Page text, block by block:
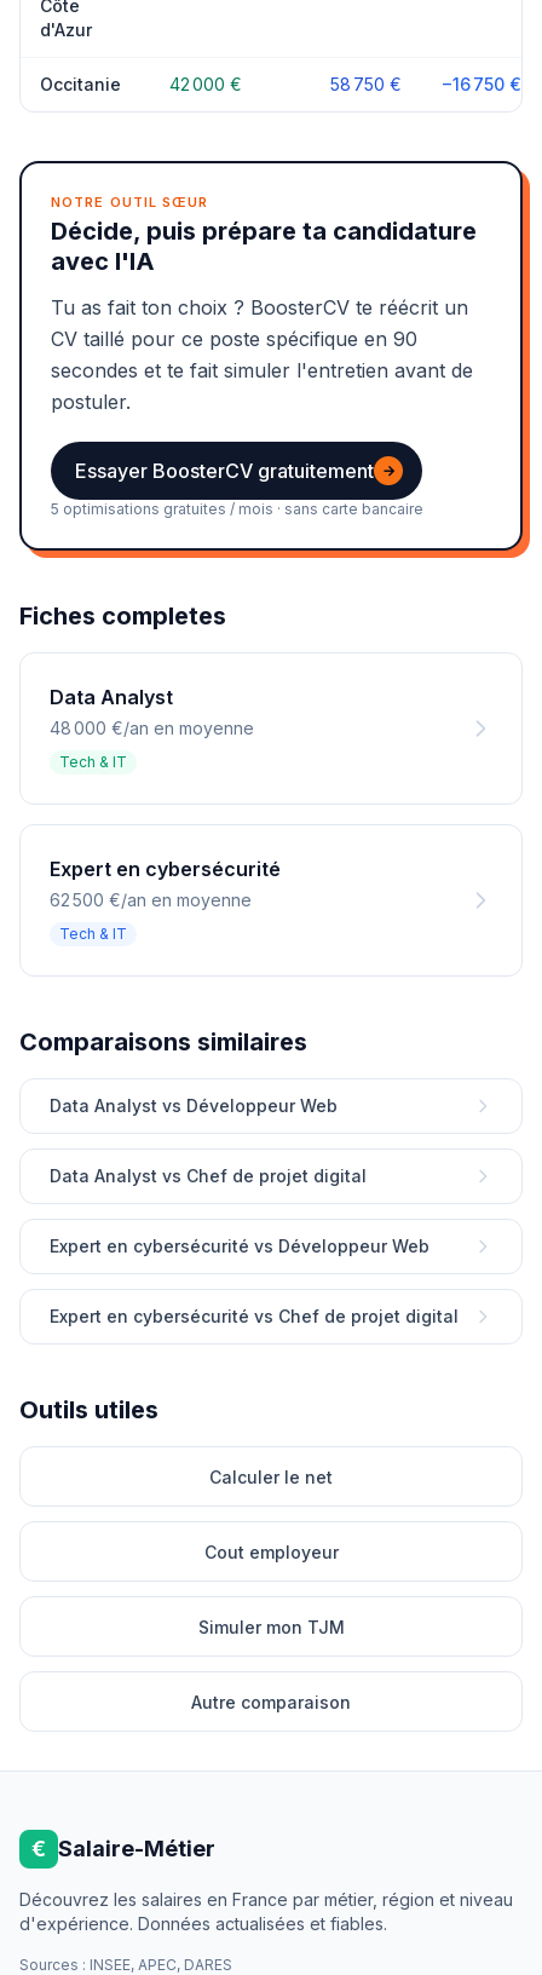
Côte
d'Azur
Occitanie 42 000 € 58 750 € −16 750 €
NOTRE OUTIL SŒUR
Décide, puis prépare ta candidature
avec l'IA
Tu as fait ton choix ? BoosterCV te réécrit un
CV taillé pour ce poste spécifique en 90
secondes et te fait simuler l'entretien avant de
postuler.
Essayer BoosterCV gratuitement →
5 optimisations gratuites / mois · sans carte bancaire
Fiches completes
Data Analyst
48 000 €/an en moyenne
Tech & IT
Expert en cybersécurité
62 500 €/an en moyenne
Tech & IT
Comparaisons similaires
Data Analyst vs Développeur Web
Data Analyst vs Chef de projet digital
Expert en cybersécurité vs Développeur Web
Expert en cybersécurité vs Chef de projet digital
Outils utiles
Calculer le net
Cout employeur
Simuler mon TJM
Autre comparaison
€ Salaire-Métier
Découvrez les salaires en France par métier, région et niveau
d'expérience. Données actualisées et fiables.
Sources : INSEE, APEC, DARES